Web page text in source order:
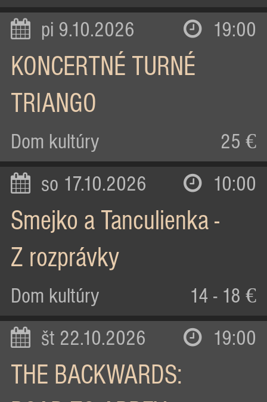
pi 9.10.2026 19:00
KONCERTNÉ TURNÉ
TRIANGO
Dom kultúry 25 €
so 17.10.2026 10:00
Smejko a Tanculienka -
Z rozprávky
Dom kultúry 14 - 18 €
št 22.10.2026 19:00
THE BACKWARDS: